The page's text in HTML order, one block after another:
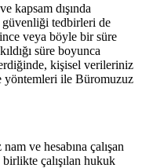
kapsam dışında
tedbirleri de
veya böyle bir süre
süre boyunca
kişisel verileriniz
yöntemleri ile Büromuzuz
ve hesabına çalışan
çalışılan hukuk